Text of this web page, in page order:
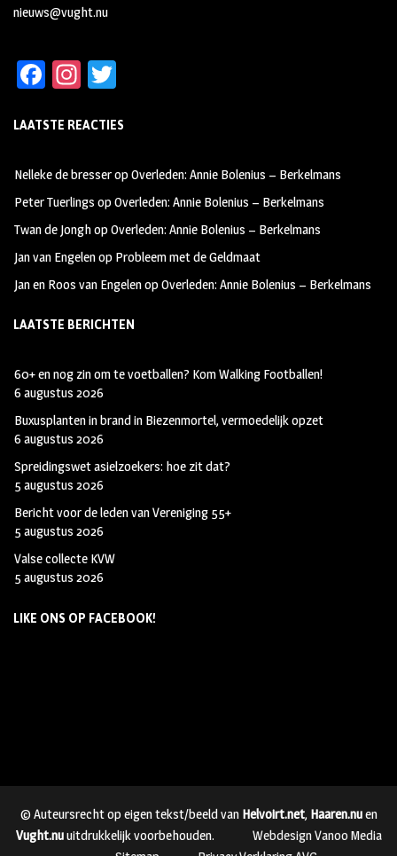
nieuws@vught.nu
Fa
b
oo
k
In
ag
m
tt
LAATSTE REACTIES
Nelleke de bresseropOverleden: Annie Bolenius – Berkelmans
Peter Tuerlings opOverleden: Annie Bolenius – Berkelmans
Twan de JonghopOverleden: Annie Bolenius – Berkelmans
Jan van Engelenop Probleem met de Geldmaat
Jan en Roos van EngelenopOverleden: Annie Bolenius – Berkelmans
LAATSTE BERICHTEN
60+ en nog zin om te voetballen? Kom Walking Footballen!
6 augustus 2026
Buxusplanten in brand in Biezenmortel, vermoedelijk opzet
6 augustus 2026
Spreidingswet asielzoekers: hoe zit dat?
5 augustus 2026
Bericht voor de leden van Vereniging 55+
5 augustus 2026
Valse collecte KVW
5 augustus 2026
LIKE ONS OP FACEBOOK!
© Auteursrecht op eigen tekst/beeld van Helvoirt.net, Haaren.nuen
Vught.nuuitdrukkelijk voorbehouden.
Webdesign Vanoo Media